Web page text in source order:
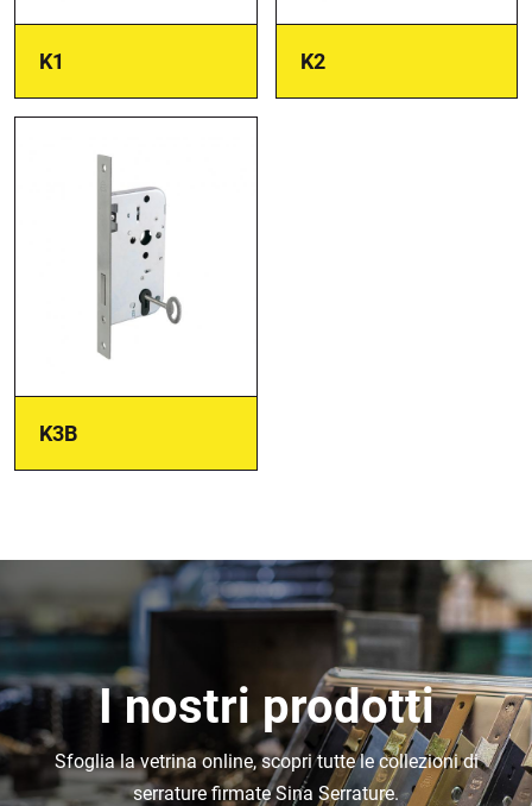
K1 K2
K3B
I nostri prodotti
Sfoglia la vetrina online, scopri tutte le collezioni di
serrature firmate Sina Serrature.